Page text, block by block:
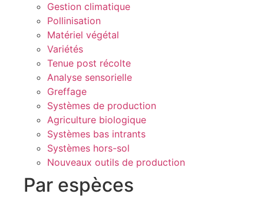
Gestion climatique
Pollinisation
Matériel végétal
Variétés
Tenue post récolte
Analyse sensorielle
Greffage
Systèmes de production
Agriculture biologique
Systèmes bas intrants
Systèmes hors-sol
Nouveaux outils de production
Par espèces